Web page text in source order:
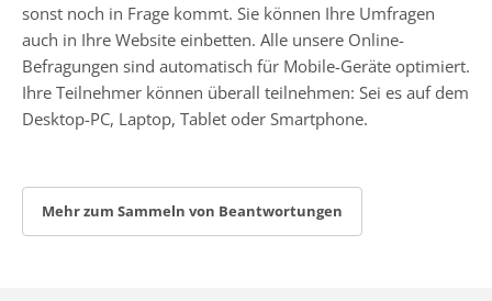
sonst noch in Frage kommt. Sie können Ihre Umfragen
auch in Ihre Website einbetten. Alle unsere Online-
Befragungen sind automatisch für Mobile-Geräte optimiert.
Ihre Teilnehmer können überall teilnehmen: Sei es auf dem
Desktop-PC, Laptop, Tablet oder Smartphone.
Mehr zum Sammeln von Beantwortungen